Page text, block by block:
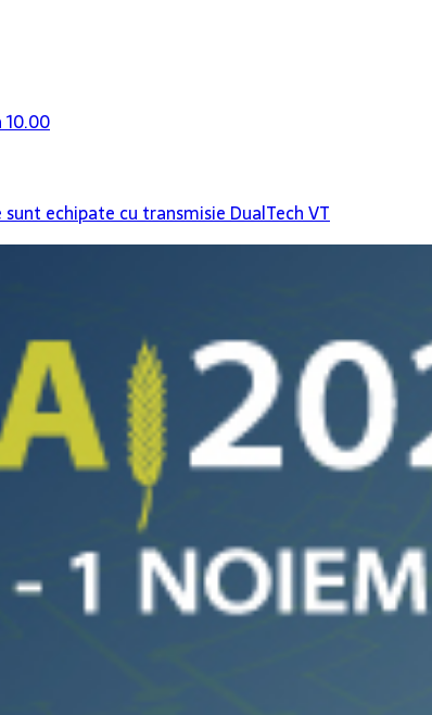
echipate cu transmisie DualTech VT